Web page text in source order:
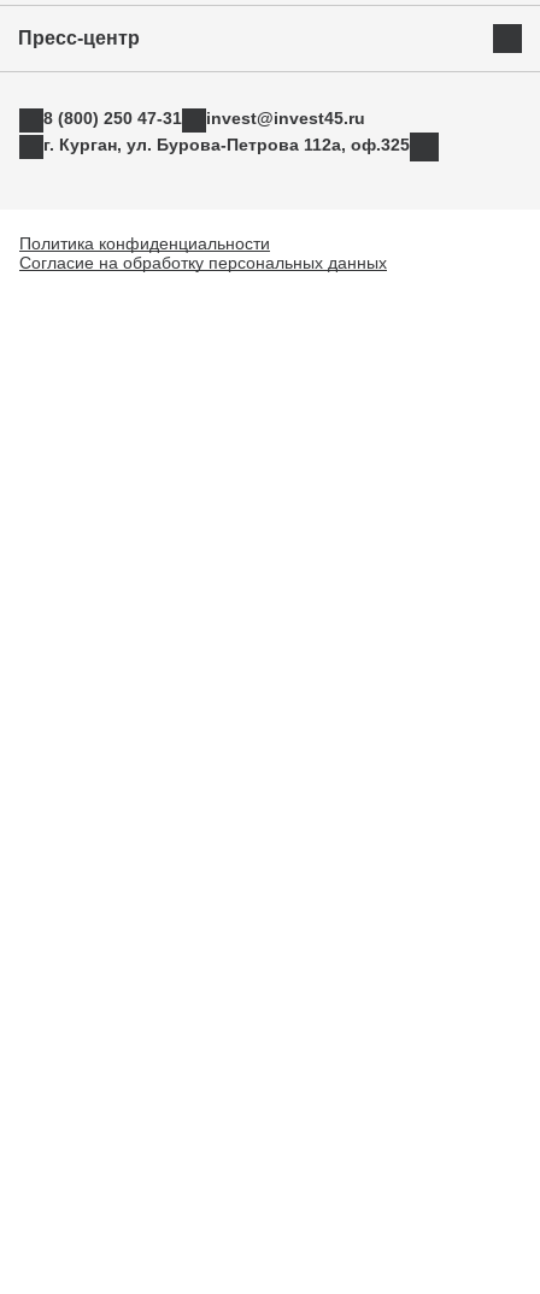
Инвестиционная команда региона
Истории успеха
Поддержка экспорта
Свод инвестиционных правил
Пресс-центр
Фотогалерея
Медиа
8 (800) 250 47-31
invest@invest45.ru
г. Курган, ул. Бурова-Петрова 112а, оф.325
Политика конфиденциальности
Согласие на обработку персональных данных